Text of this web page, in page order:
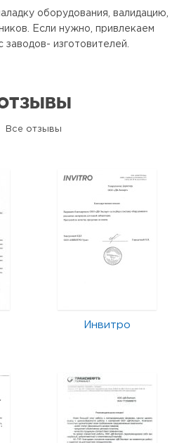
оборудования, валидацию,
Если нужно, привлекаем
изготовителей.
Все отзывы
Инвитро